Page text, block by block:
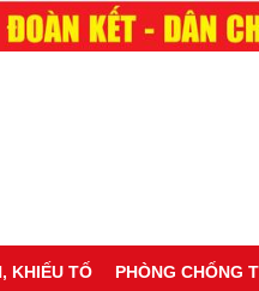
KHIẾU TỐ PHÒNG CHỐNG